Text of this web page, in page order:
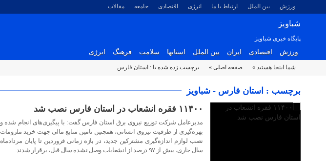
ورزش بین الملل ارتباط با ما انرژی اقتصادی جامعه مقالات
شباویز
پایگاه خبری شباویز
ورزش اقتصادی ایران بین الملل استانها سلامت فرهنگ انرژی
شما اینجا هستید » صفحه اصلی » برچسب زده شده با : استان فارس
برچسب : استان فارس - شباویز
۲۶ شهریور ۱۴۰۴
۱۱۴۰۰ فقره انشعاب در استان فارس نصب شد
مدیرعامل شرکت توزیع نیروی برق استان فارس گفت: با پیگیری‌های انجام شده و
بهره‌گیری از ظرفیت نیروی انسانی، همچنین تامین منابع مالی جهت خرید ملزومات
نصب لوازم اندازه‌گیری مشترکین جدید، در بازه زمانی فروردین تا پایان مردادماه
سال جاری، بیش از ۹۷ درصد از انشعابات وصل نشده سال قبل، برقرار شدند.